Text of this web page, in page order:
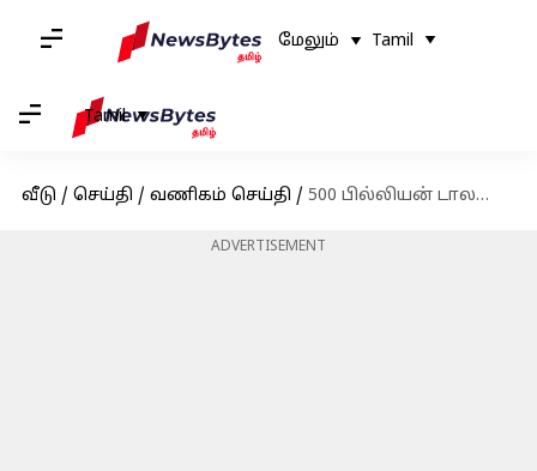
மேலும் Tamil
Tamil
வீடு / செய்தி / வணிகம் செய்தி / 500 பில்லியன் டாலரை நெருங்கும் எலான் மஸ்க் சொத்து மதிப்பு- Forbes கணிப்பு!
ADVERTISEMENT